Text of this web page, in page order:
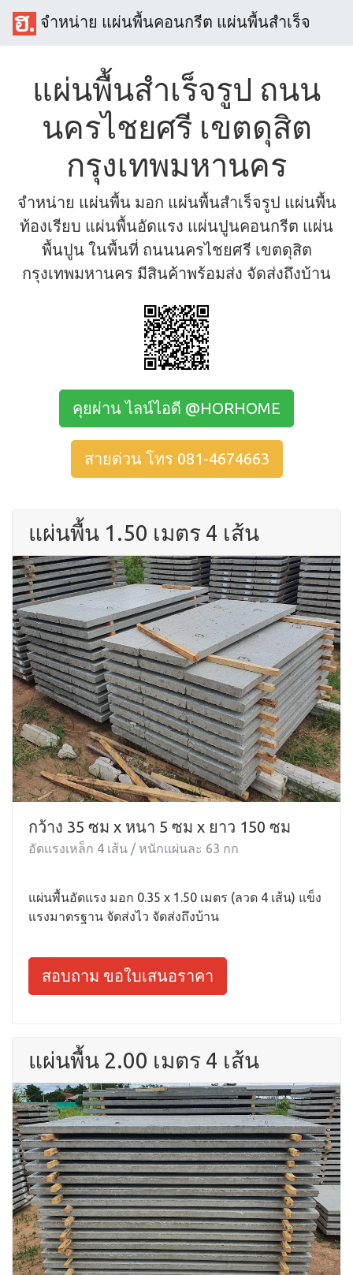
จำหน่าย แผ่นพื้นคอนกรีต แผ่นพื้นสำเร็จ
แผ่นพื้นสำเร็จรูป ถนน
นครไชยศรี เขตดุสิต
กรุงเทพมหานคร
จำหน่าย แผ่นพื้น มอก แผ่นพื้นสำเร็จรูป แผ่นพื้น
ท้องเรียบ แผ่นพื้นอัดแรง แผ่นปูนคอนกรีต แผ่น
พื้นปูน ในพื้นที่ ถนนนครไชยศรี เขตดุสิต
กรุงเทพมหานคร มีสินค้าพร้อมส่ง จัดส่งถึงบ้าน
คุยผ่าน ไลน์ไอดี @HORHOME
สายด่วน โทร 081-4674663
แผ่นพื้น 1.50 เมตร 4 เส้น
กว้าง 35 ซม x หนา 5 ซม x ยาว 150 ซม
อัดแรงเหล็ก 4 เส้น / หนักแผ่นละ 63 กก
แผ่นพื้นอัดแรง มอก 0.35 x 1.50 เมตร (ลวด 4 เส้น) แข็ง
แรงมาตรฐาน จัดส่งไว จัดส่งถึงบ้าน
สอบถาม ขอใบเสนอราคา
แผ่นพื้น 2.00 เมตร 4 เส้น